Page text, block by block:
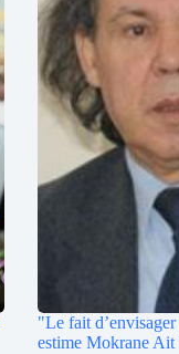
"Le fait
estime Mokrane Ait